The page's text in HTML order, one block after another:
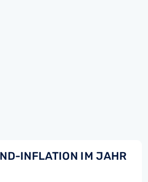
INFLATION IM JAHR